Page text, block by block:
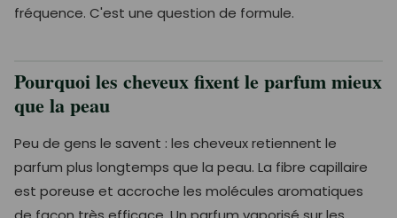
fréquence. C'est une question de formule.
Pourquoi les cheveux fixent le parfum mieux
que la peau
Peu de gens le savent : les cheveux retiennent le
parfum plus longtemps que la peau. La fibre capillaire
est poreuse et accroche les molécules aromatiques